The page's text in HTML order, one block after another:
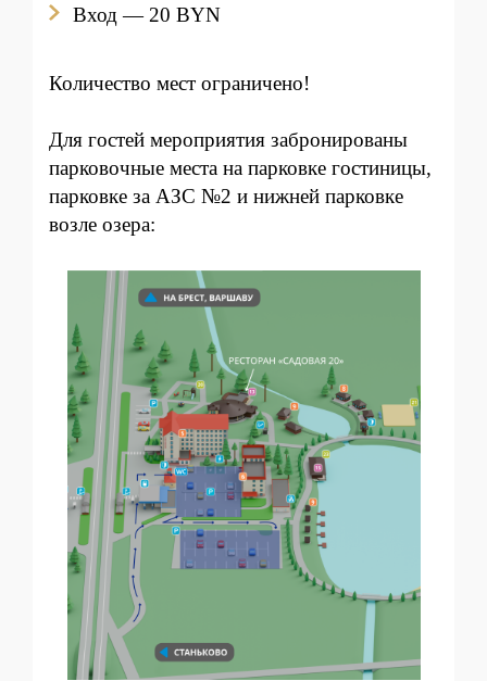
Вход — 20 BYN
Количество мест ограничено!
Для гостей мероприятия забронированы
парковочные места на парковке гостиницы,
парковке за АЗС №2 и нижней парковке
возле озера: